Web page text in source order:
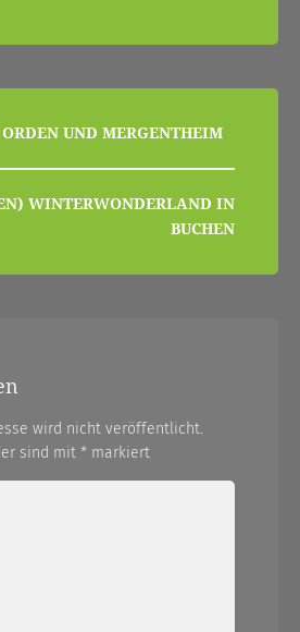
UND MERGENTHEIM
WINTERWONDERLAND IN
BUCHEN
wird nicht veröffentlicht.
sind mit * markiert